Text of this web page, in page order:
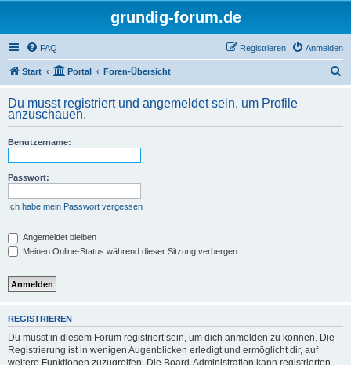
grundig-forum.de
FAQ Anmelden
Registrieren
Start Portal Foren-Übersicht
h
Du musst registriert und angemeldet sein, um Profile
anzuschauen.
Benutzername:
Passwort:
Ich habe mein Passwort vergessen
Angemeldet bleiben
Meinen Online-Status während dieser Sitzung verbergen
REGISTRIEREN
Du musst in diesem Forum registriert sein, um dich anmelden zu können. Die
Registrierung ist in wenigen Augenblicken erledigt und ermöglicht dir, auf
weitere Funktionen zuzugreifen. Die Board-Administration kann registrierten